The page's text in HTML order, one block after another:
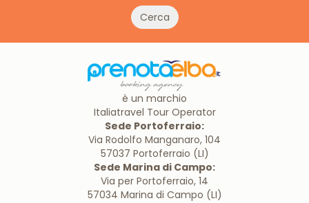
Cerca
è un marchio
Italiatravel Tour Operator
Sede Portoferraio:
Via Rodolfo Manganaro, 104
57037 Portoferraio (LI)
Sede Marina di Campo:
Via per Portoferraio, 14
57034 Marina di Campo (LI)